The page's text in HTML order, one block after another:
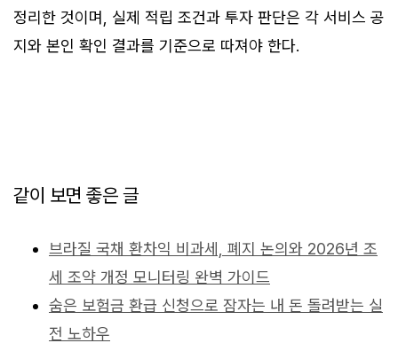
정리한 것이며, 실제 적립 조건과 투자 판단은 각 서비스 공
지와 본인 확인 결과를 기준으로 따져야 한다.
같이 보면 좋은 글
브라질 국채 환차익 비과세, 폐지 논의와 2026년 조
세 조약 개정 모니터링 완벽 가이드
숨은 보험금 환급 신청으로 잠자는 내 돈 돌려받는 실
전 노하우